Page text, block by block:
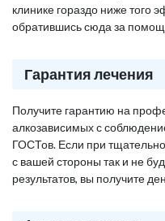
клинике гораздо ниже того
обратившись сюда за
Гарантия лечения
Получите гарантию на
алкозависимых с
ГОСТов. Если при
с вашей стороны так и не
результатов, вы получите